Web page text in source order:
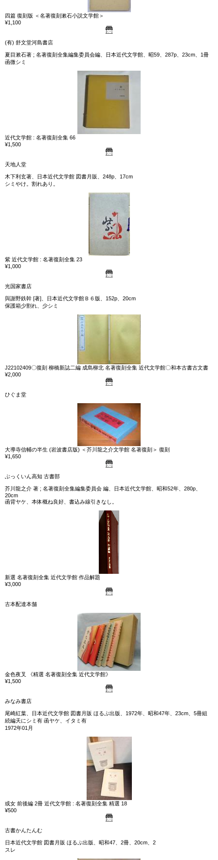
四篇 復刻版 ＜名著復刻漱石小説文学館＞
¥1,100
(有) 舒文堂河島書店
夏目漱石著 ; 名著復刻全集編集委員会編、日本近代文学館、昭59、287p、23cm、1冊
函微シミ
近代文学館 : 名著復刻全集 66
¥1,500
天地人堂
木下利玄著、日本近代文学館 図書月販、248p、17cm
シミやけ。割れあり。
紫 近代文学館 : 名著復刻全集 23
¥1,000
光国家書店
與謝野鉄幹 [著]、日本近代文学館Ｂ６版、152p、20cm
保護箱少割れ、少シミ
J22102409〇復刻 柳橋新誌二編 成島柳北 名著復刻全集 近代文学館〇和本古書古文書
¥2,000
ひぐま堂
大導寺信輔の半生 (岩波書店版) ＜芥川龍之介文学館 名著復刻＞ 復刻
¥1,650
ぶっくいん高知 古書部
芥川龍之介 著 ; 名著復刻全集編集委員会 編、日本近代文学館、昭和52年、280p、
20cm
函背ヤケ、本体概ね良好、書込み線引きなし。
新選 名著復刻全集 近代文学館 作品解題
¥3,000
古本配達本舗
金色夜叉 《精選 名著復刻全集 近代文学館》
¥1,500
みなみ書店
尾崎紅葉、日本近代文学館 図書月販 ほるぷ出版、1972年、昭和47年、23cm、5冊組
続編天にシミ有 函ヤケ、イタミ有
1972年01月
或女 前後編 2冊 近代文学館 : 名著復刻全集 精選 18
¥500
古書かんたんむ
日本近代文学館 図書月販 ほるぷ出版、昭和47、2冊、20cm、2
スレ